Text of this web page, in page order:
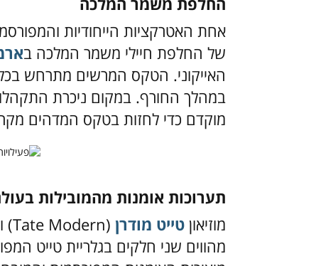
אחת האטרקציות הייחודיות
של החלפת חיילי משמר המלכה ב
במהלך החורף. במקום ניכרת
מוקדם כדי לחזות בטקס המדהים
תערוכות אומנות מהמובילות
מוזיאון טייט מודרן (Tate Modern) ומוזיאון
מהווים שני חלקים בגלריית טייט